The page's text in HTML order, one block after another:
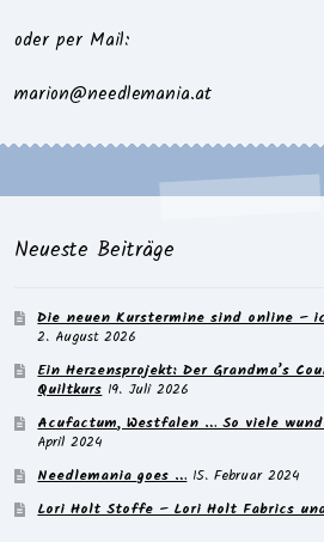
oder per Mail:
marion@needlemania.at
Neueste Beiträge
Die neuen Kurstermine sind online –
2. August 2026
Ein Herzensprojekt: Der Grandma’s
Quiltkurs 19. Juli 2026
Acufactum, Westfalen … So viele
April 2024
Needlemania goes … 15. Februar 2024
Lori Holt Stoffe – Lori Holt Fabrics